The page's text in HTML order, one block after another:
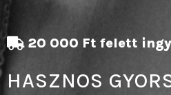
20 000 Ft felett
HASZNOS